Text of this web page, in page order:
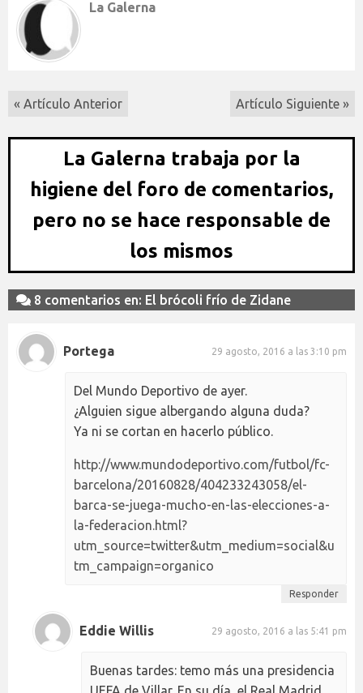
La Galerna
« Artículo Anterior Artículo Siguiente »
La Galerna trabaja por la
higiene del foro de comentarios,
pero no se hace responsable de
los mismos
8 comentarios en: El brócoli frío de Zidane
Portega 29 agosto, 2016 a las 3:10 pm
Del Mundo Deportivo de ayer.
¿Alguien sigue albergando alguna duda?
Ya ni se cortan en hacerlo público.
http://www.mundodeportivo.com/futbol/fc-
barcelona/20160828/404233243058/el-
barca-se-juega-mucho-en-las-elecciones-a-
la-federacion.html?
utm_source=twitter&utm_medium=social&u
tm_campaign=organico
Responder
Eddie Willis 29 agosto, 2016 a las 5:41 pm
Buenas tardes: temo más una presidencia